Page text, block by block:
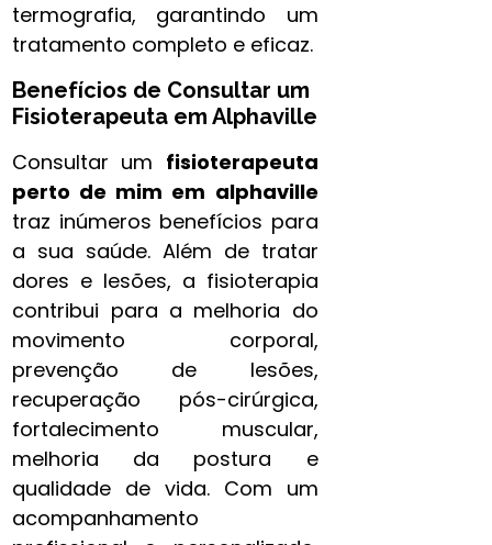
termografia, garantindo um
tratamento completo e eficaz.
Benefícios de Consultar um
Fisioterapeuta em Alphaville
Consultar um fisioterapeuta
perto de mim​ em alphaville
traz inúmeros benefícios para
a sua saúde. Além de tratar
dores e lesões, a fisioterapia
contribui para a melhoria do
movimento corporal,
prevenção de lesões,
recuperação pós-cirúrgica,
fortalecimento muscular,
melhoria da postura e
qualidade de vida. Com um
acompanhamento